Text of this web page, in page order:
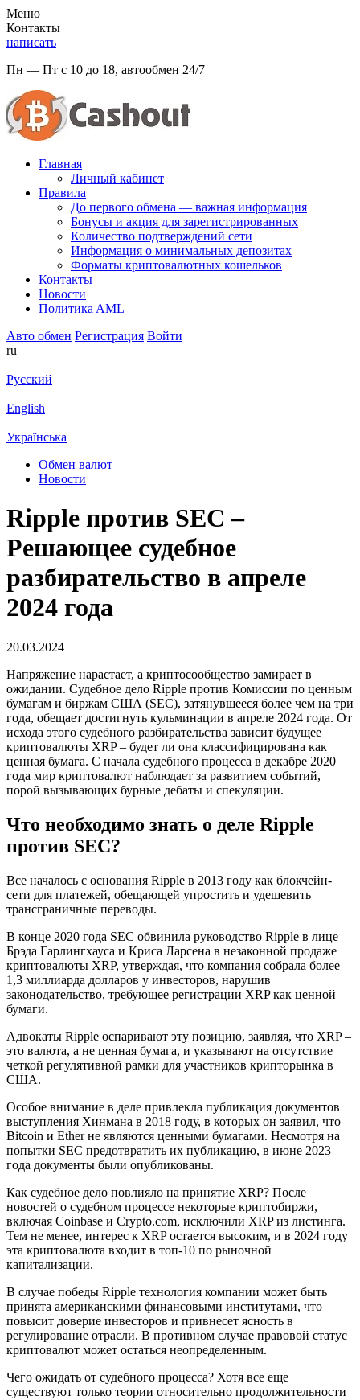
Меню
Контакты
написать
Пн — Пт с 10 до 18, автообмен 24/7
Главная
Личный кабинет
Правила
До первого обмена — важная информация
Бонусы и акция для зарегистрированных
Количество подтверждений сети
Информация о минимальных депозитах
Форматы криптовалютных кошельков
Контакты
Новости
Политикa AML
Авто обмен Регистрация Войти
ru
Русский
English
Українська
Обмен валют
Новости
Ripple против SEC –
Решающее судебное
разбирательство в апреле
2024 года
20.03.2024
Напряжение нарастает, а криптосообщество замирает в
ожидании. Судебное дело Ripple против Комиссии по ценным
бумагам и биржам США (SEC), затянувшееся более чем на три
года, обещает достигнуть кульминации в апреле 2024 года. От
исхода этого судебного разбирательства зависит будущее
криптовалюты XRP – будет ли она классифицирована как
ценная бумага. С начала судебного процесса в декабре 2020
года мир криптовалют наблюдает за развитием событий,
порой вызывающих бурные дебаты и спекуляции.
Что необходимо знать о деле Ripple
против SEC?
Все началось с основания Ripple в 2013 году как блокчейн-
сети для платежей, обещающей упростить и удешевить
трансграничные переводы.
В конце 2020 года SEC обвинила руководство Ripple в лице
Брэда Гарлингхауса и Криса Ларсена в незаконной продаже
криптовалюты XRP, утверждая, что компания собрала более
1,3 миллиарда долларов у инвесторов, нарушив
законодательство, требующее регистрации XRP как ценной
бумаги.
Адвокаты Ripple оспаривают эту позицию, заявляя, что XRP –
это валюта, а не ценная бумага, и указывают на отсутствие
четкой регулятивной рамки для участников крипторынка в
США.
Особое внимание в деле привлекла публикация документов
выступления Хинмана в 2018 году, в которых он заявил, что
Bitcoin и Ether не являются ценными бумагами. Несмотря на
попытки SEC предотвратить их публикацию, в июне 2023
года документы были опубликованы.
Как судебное дело повлияло на принятие XRP? После
новостей о судебном процессе некоторые криптобиржи,
включая Coinbase и Crypto.com, исключили XRP из листинга.
Тем не менее, интерес к XRP остается высоким, и в 2024 году
эта криптовалюта входит в топ-10 по рыночной
капитализации.
В случае победы Ripple технология компании может быть
принята американскими финансовыми институтами, что
повысит доверие инвесторов и привнесет ясность в
регулирование отрасли. В противном случае правовой статус
криптовалют может остаться неопределенным.
Чего ожидать от судебного процесса? Хотя все еще
существуют только теории относительно продолжительности